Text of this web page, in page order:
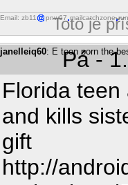
Email: zb11 pnw67 mailcatchzone run
Toto je
janelleiq60: E teen porn the
Pá -
Florida
and kills
gift
http://